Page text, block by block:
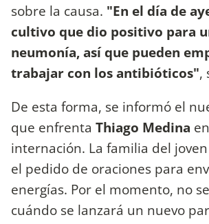
sobre la causa. "En el día de
cultivo que dio positivo para
neumonía, así que pueden
trabajar con los antibióticos",
De esta forma, se informó el
que enfrenta Thiago Medina
internación. La familia del
el pedido de oraciones para
energías. Por el momento, no
cuándo se lanzará un nuevo